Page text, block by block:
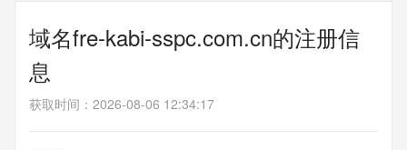
域名fre-kabi-sspc.com.cn的注册信
息
获取时间 ： 2026-08-06 12:34:17